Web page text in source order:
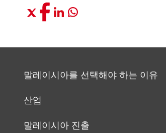
말레이시아를 선택해야 하는 이유
산업
말레이시아 진출